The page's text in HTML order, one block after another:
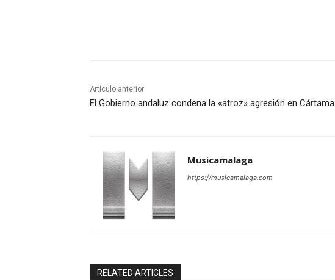
Artículo anterior
El Gobierno andaluz condena la «atroz» agresión en Cártama
Musicamalaga
https://musicamalaga.com
RELATED ARTICLES